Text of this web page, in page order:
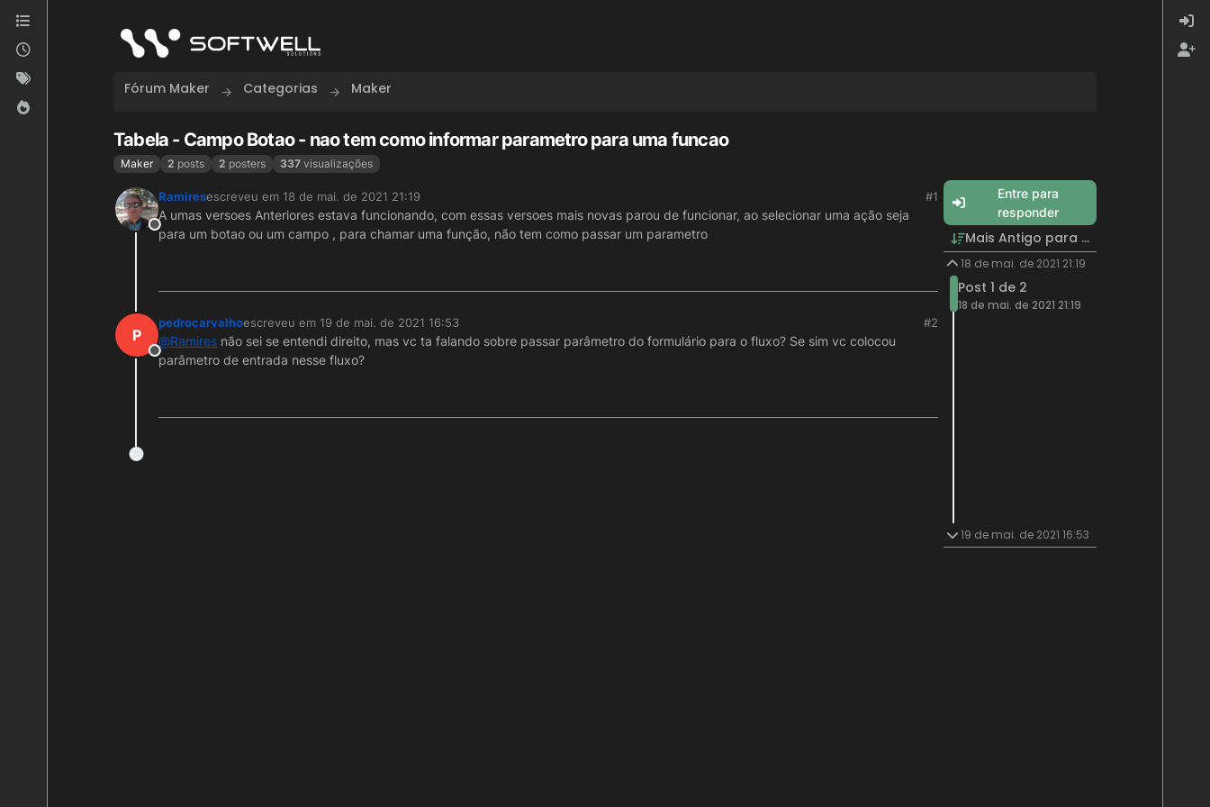
Skip to content
Fórum Maker Categorias Maker
Tabela - Campo Botao - nao tem como informar parametro para uma funcao
Maker 2 posts 2 posters 337 visualizações
Offline
Ramiresescreveu em 18 de mai. de 2021 21:19
última edição por
#1
A umas versoes Anteriores estava funcionando, com essas versoes mais novas parou de funcionar, ao selecionar uma ação seja
para um botao ou um campo , para chamar uma função, não tem como passar um parametro
P
Offline
pedrocarvalhoescreveu em 19 de mai. de 2021 16:53
última edição por
#2
@Ramires não sei se entendi direito, mas vc ta falando sobre passar parâmetro do formulário para o fluxo? Se sim vc colocou
parâmetro de entrada nesse fluxo?
Entre para
responder
Mais Antigo para Mais Recente
18 de mai. de 2021 21:19
Post 1 de 2
18 de mai. de 2021 21:19
19 de mai. de 2021 16:53